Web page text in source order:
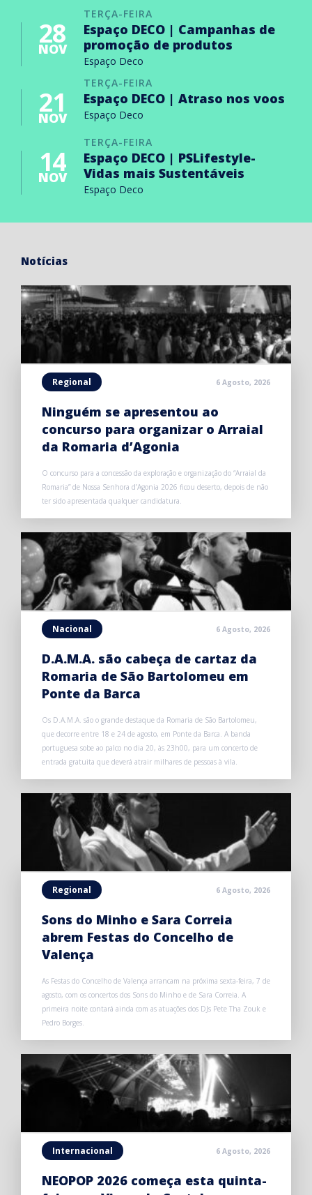
TERÇA-FEIRA
28
NOV
Espaço DECO | Campanhas de
promoção de produtos
Espaço Deco
TERÇA-FEIRA
21
NOV
Espaço DECO | Atraso nos voos
Espaço Deco
TERÇA-FEIRA
14
NOV
Espaço DECO | PSLifestyle-
Vidas mais Sustentáveis
Espaço Deco
Notícias
Regional 6 Agosto, 2026
Ninguém se apresentou ao
concurso para organizar o Arraial
da Romaria d’Agonia
O concurso para a concessão da exploração e organização do “Arraial da
Romaria” de Nossa Senhora d’Agonia 2026 ficou deserto, depois de não
ter sido apresentada qualquer candidatura.
Nacional 6 Agosto, 2026
D.A.M.A. são cabeça de cartaz da
Romaria de São Bartolomeu em
Ponte da Barca
Os D.A.M.A. são o grande destaque da Romaria de São Bartolomeu,
que decorre entre 18 e 24 de agosto, em Ponte da Barca. A banda
portuguesa sobe ao palco no dia 20, às 23h00, para um concerto de
entrada gratuita que deverá atrair milhares de pessoas à vila.
Regional 6 Agosto, 2026
Sons do Minho e Sara Correia
abrem Festas do Concelho de
Valença
As Festas do Concelho de Valença arrancam na próxima sexta-feira, 7 de
agosto, com os concertos dos Sons do Minho e de Sara Correia. A
primeira noite contará ainda com as atuações dos DJs Pete Tha Zouk e
Pedro Borges.
Internacional 6 Agosto, 2026
NEOPOP 2026 começa esta quinta-